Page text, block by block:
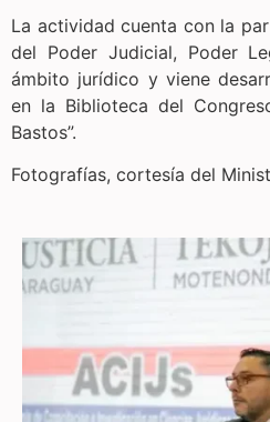
La actividad cuenta con la
del Poder Judicial, Poder
ámbito jurídico y viene
en la Biblioteca del
Bastos”.
Fotografías, cortesía del